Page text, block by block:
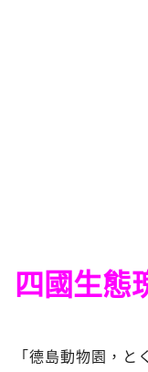
四國生態
「德島動物園，